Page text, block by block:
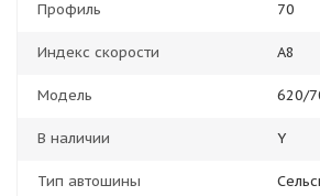
Профиль 70
Индекс скорости A8
Модель 620/
В наличии Y
Тип автошины